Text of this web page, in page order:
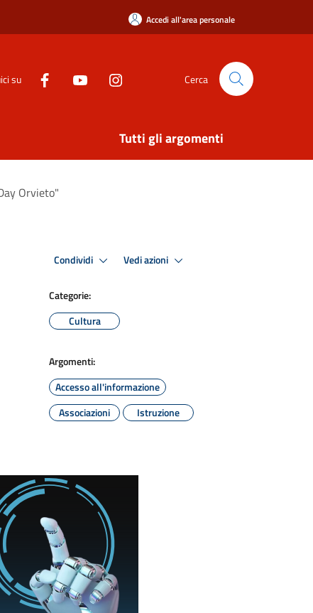
Accedi all'area personale
su Cerca
Tutti gli argomenti
Orvieto"
Condividi Vedi azioni
Categorie:
Cultura
Argomenti:
Accesso all'informazione
Associazioni
Istruzione